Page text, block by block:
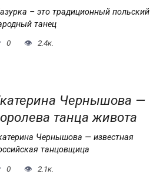
– это традиционный польский
танец
0 2.4к.
Чернышова —
танца живота
Чернышова — известная
танцовщица
0 2.1к.